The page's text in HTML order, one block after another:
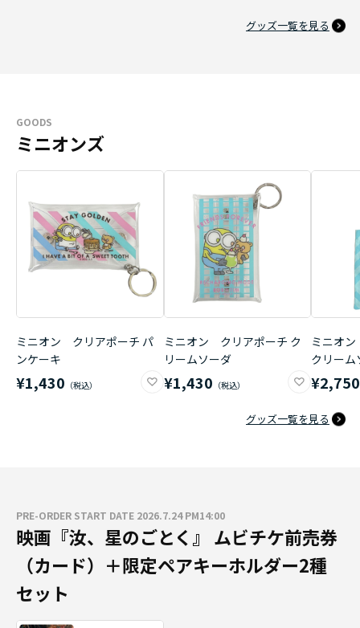
グッズ一覧を見る
GOODS
ミニオンズ
ミニオン クリアポーチ パ
ンケーキ
¥1,430
ミニオン クリアポーチ ク
リームソーダ
¥1,430
ミニオ
クリーム
¥2,750
グッズ一覧を見る
PRE-ORDER START DATE 2026.7.24 PM14:00
映画『汝、星のごとく』 ムビチケ前売券
（カード）＋限定ペアキーホルダー2種
セット